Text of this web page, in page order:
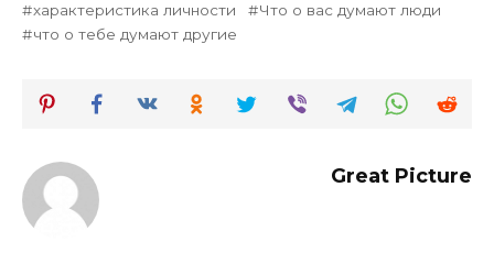
характеристика личности
Что о вас думают люди
что о тебе думают другие
Great Picture